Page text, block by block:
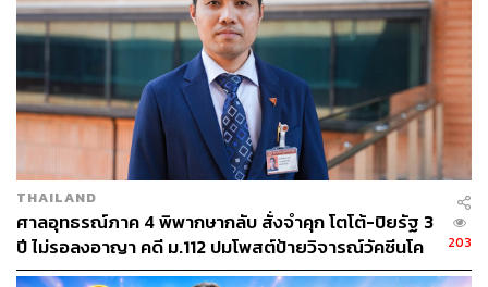
THAILAND
​ศาลอุทธรณ์ภาค 4 พิพากษากลับ สั่งจำคุก โตโต้-ปิยรัฐ 3
ปี ไม่รอลงอาญา คดี ม.112 ปมโพสต์ป้ายวิจารณ์วัคซีนโค
วิด-19
203